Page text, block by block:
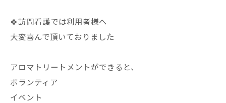
🍀訪問看護では利用者様へ
大変喜んで頂いておりました
アロマトリートメントができると、
ボランティア
イベント